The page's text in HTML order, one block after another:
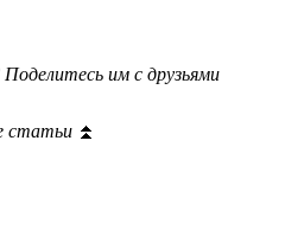
им с друзьями
статьи ⏫